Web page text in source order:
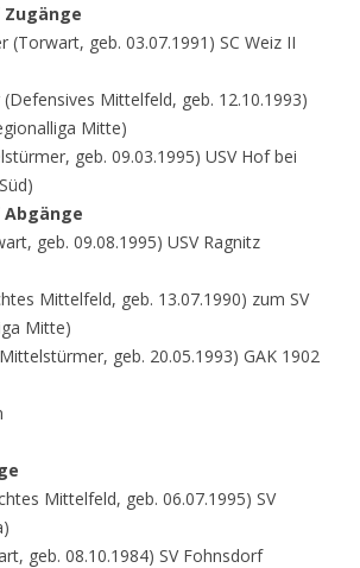
(Torwart, geb. 03.07.1991) SC Weiz II
Mittelfeld, geb. 12.10.1993)
Mitte)
geb. 09.03.1995) USV Hof bei
geb. 09.08.1995) USV Ragnitz
Mittelfeld, geb. 13.07.1990) zum SV
Mitte)
geb. 20.05.1993) GAK 1902
Mittelfeld, geb. 06.07.1995) SV
geb. 08.10.1984) SV Fohnsdorf